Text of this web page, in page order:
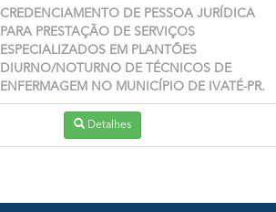
CREDENCIAMENTO DE PESSOA JURÍDICA
PARA PRESTAÇÃO DE SERVIÇOS
ESPECIALIZADOS EM PLANTÕES
DIURNO/NOTURNO DE TÉCNICOS DE
ENFERMAGEM NO MUNICÍPIO DE IVATÉ-PR.
Detalhes